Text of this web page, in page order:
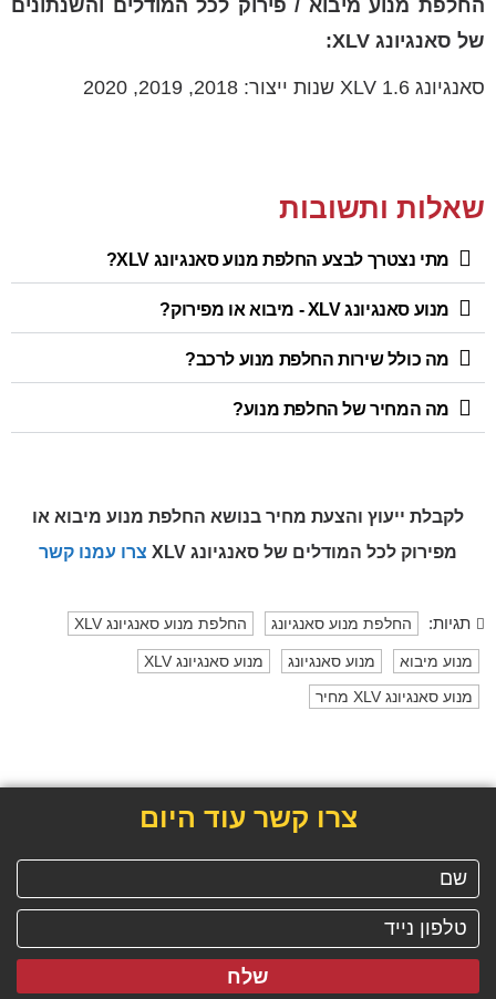
החלפת מנוע מיבוא / פירוק לכל המודלים והשנתונים
של סאנגיונג XLV:
סאנגיונג XLV 1.6 שנות ייצור: 2018, 2019, 2020
שאלות ותשובות
מתי נצטרך לבצע החלפת מנוע סאנגיונג XLV?
מנוע סאנגיונג XLV - מיבוא או מפירוק?
מה כולל שירות החלפת מנוע לרכב?
מה המחיר של החלפת מנוע?
לקבלת ייעוץ והצעת מחיר בנושא החלפת מנוע מיבוא או
מפירוק לכל המודלים של סאנגיונג XLV צרו עמנו קשר
תגיות: החלפת מנוע סאנגיונג החלפת מנוע סאנגיונג XLV
מנוע מיבוא מנוע סאנגיונג
מנוע סאנגיונג XLV
מנוע סאנגיונג XLV מחיר
צרו קשר עוד היום
שלח